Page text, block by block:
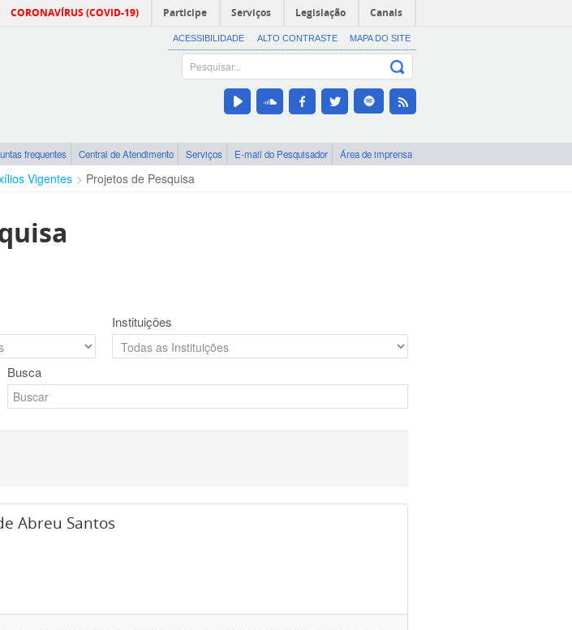
CORONAVÍRUS (COVID-19) Participe Serviços Legislação Canais
ACESSIBILIDADE ALTO CONTRASTE MAPA DO SITE
frequentes Central de Atendimento Serviços E-mail do Pesquisador Área de imprensa
Vigentes Projetos de Pesquisa
Instituições
Busca
Abreu Santos